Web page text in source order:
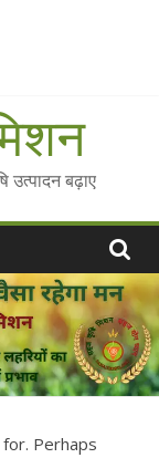
Promotions
उत्पादन बढ़ाए
Perhaps